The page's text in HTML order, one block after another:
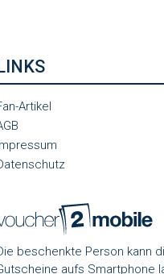
Artikel
beschenkte Person kann
aufs Smartphone